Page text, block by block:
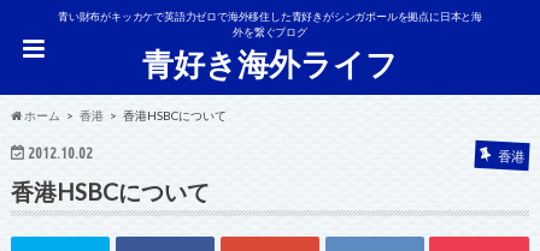
青い財布がキッカケで英語力ゼロで海外移住した青好きがシンガポールを拠点に日本と海
外を繋ぐブログ
青好き海外ライフ
ホーム 香港 香港HSBCについて
2012.10.02 香港
香港HSBCについて